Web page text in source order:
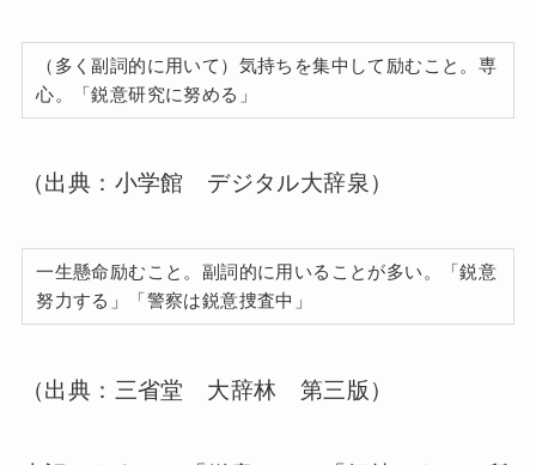
（多く副詞的に用いて）気持ちを集中して励むこと。専
心。「鋭意研究に努める」
（出典：小学館 デジタル大辞泉）
一生懸命励むこと。副詞的に用いることが多い。「鋭意
努力する」「警察は鋭意捜査中」
（出典：三省堂 大辞林 第三版）